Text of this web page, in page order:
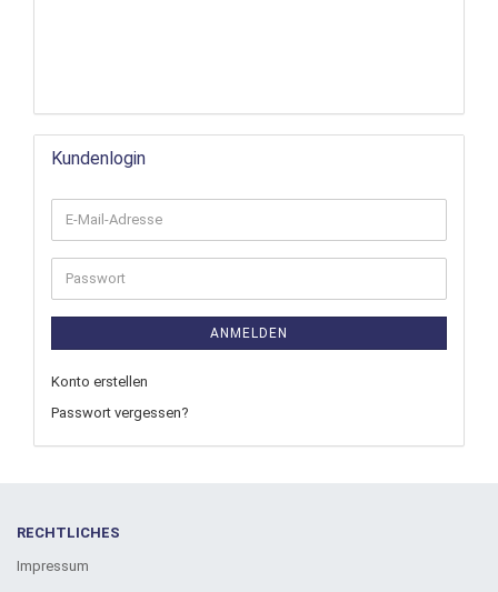
Kundenlogin
ANMELDEN
Konto erstellen
Passwort vergessen?
RECHTLICHES
Impressum